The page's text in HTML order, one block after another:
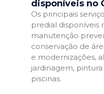
disponíveis no
Os principais
predial disponíveis
manutenção
conservação de
e modernizações,
jardinagem,
piscinas.